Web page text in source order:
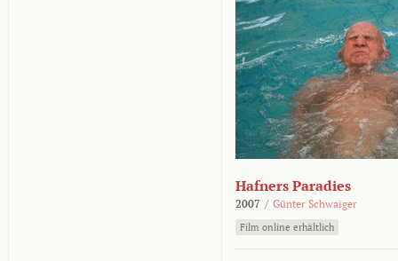
Hafners Paradies
2007 / Günter Schwaiger
Film online erhältlich